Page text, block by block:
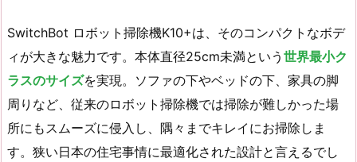
SwitchBot ロボット掃除機K10+は、そのコンパクトなボデ
ィが大きな魅力です。本体直径25cm未満という 世界最小ク
ラスのサイズを実現。ソファの下やベッドの下、家具の脚
周りなど、従来のロボット掃除機では掃除が難しかった場
所にもスムーズに侵入し、隅々までキレイにお掃除しま
す。狭い日本の住宅事情に最適化された設計と言えるでし